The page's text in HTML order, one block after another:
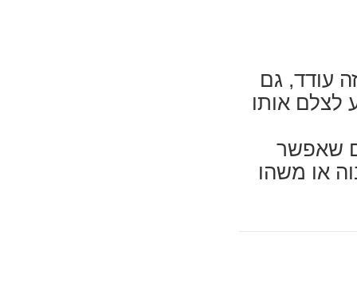
עודד, גם
לצלם אותו
שאפשר
או משהו